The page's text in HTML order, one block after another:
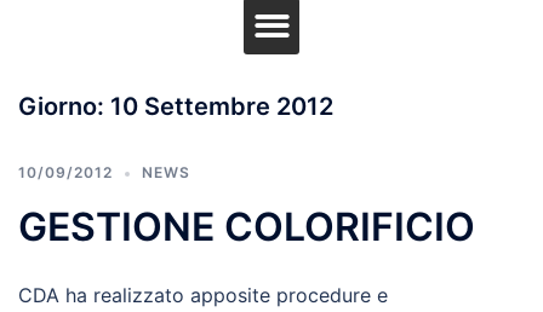
Giorno: 10 Settembre 2012
10/09/2012 NEWS
GESTIONE COLORIFICIO
CDA ha realizzato apposite procedure e